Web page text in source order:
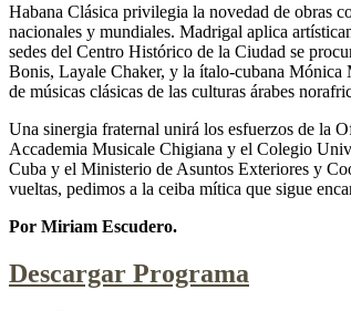
Habana Clásica privilegia la novedad de obras
nacionales y mundiales. Madrigal aplica
sedes del Centro Histórico de la Ciudad se
Bonis, Layale Chaker, y la ítalo-cubana Mónica
de músicas clásicas de las culturas árabes
Una sinergia fraternal unirá los esfuerzos de la
Accademia Musicale Chigiana y el Colegio
Cuba y el Ministerio de Asuntos Exteriores y
vueltas, pedimos a la ceiba mítica que sigue
Por Miriam Escudero.
Descargar Programa